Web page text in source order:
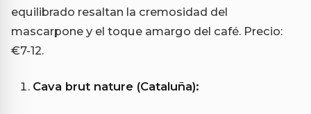
equilibrado resaltan la cremosidad del
mascarpone y el toque amargo del café. Precio:
€7-12.
Cava brut nature (Cataluña):